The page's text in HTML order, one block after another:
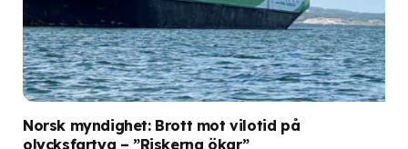
Norsk myndighet: Brott mot vilotid på
olycksfartyg – ”Riskerna ökar”